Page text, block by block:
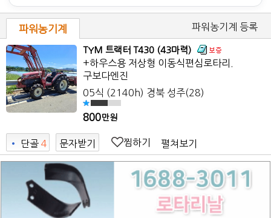
파워농기계 파워농기계 등록
TYM 트랙터 T430 (43마력)
+하우스용 저상형 이동식편심로타리.
구보다엔진
05식 (2140h) 경북 성주(28)
800만원
• 단골 4
2
문자받기 찜하기 펼쳐보기